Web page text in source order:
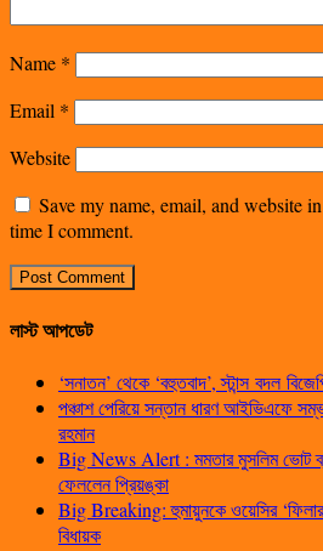
Name *
Email *
Website
Save my name, email, and website
time I comment.
লাস্ট আপডেট
‘সনাতন’ থেকে ‘বহুতবাদ’, স্টান্স বদল
পঞ্চাশ পেরিয়ে সন্তান ধারণ আইভিএফে
রহমান
Big News Alert : মমতার মুসলিম ভোট
ফেললেন প্রিয়ঙ্কা
Big Breaking: হুমায়ুনকে ওয়েসির
বিধায়ক